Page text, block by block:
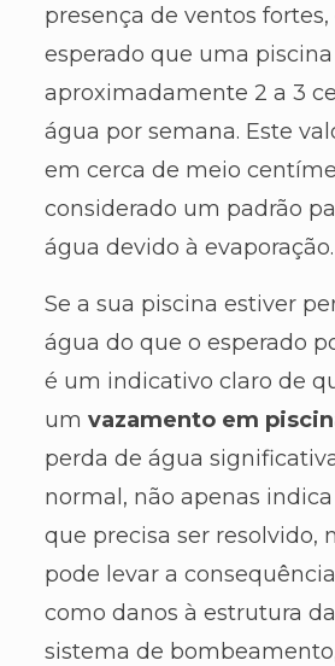
presença de ventos fortes,
esperado que uma
aproximadamente 2 a 3
água por semana. Este
em cerca de meio
considerado um padrão
água devido à evaporação.
Se a sua piscina estiver
água do que o esperado
é um indicativo claro de
um vazamento em
perda de água
normal, não apenas
que precisa ser resolvido,
pode levar a
como danos à estrutura
sistema de